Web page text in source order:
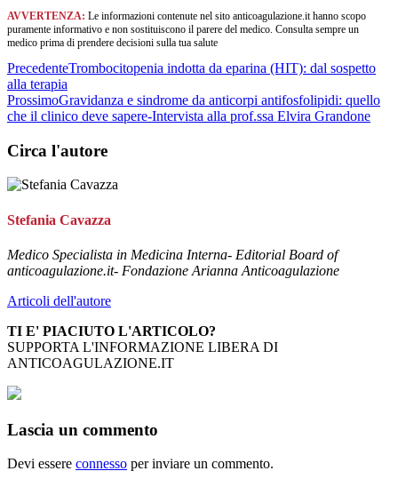
AVVERTENZA: Le informazioni contenute nel sito anticoagulazione.it hanno scopo
puramente informativo e non sostituiscono il parere del medico. Consulta sempre un
medico prima di prendere decisioni sulla tua salute
PrecedenteTrombocitopenia indotta da eparina (HIT): dal sospetto
alla terapia
ProssimoGravidanza e sindrome da anticorpi antifosfolipidi: quello
che il clinico deve sapere-Intervista alla prof.ssa Elvira Grandone
Circa l'autore
Stefania Cavazza
Medico Specialista in Medicina Interna- Editorial Board of
anticoagulazione.it- Fondazione Arianna Anticoagulazione
Articoli dell'autore
TI E' PIACIUTO L'ARTICOLO?
SUPPORTA L'INFORMAZIONE LIBERA DI
ANTICOAGULAZIONE.IT
Lascia un commento
Devi essere connesso per inviare un commento.